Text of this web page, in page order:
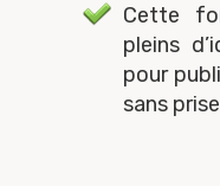
Cette
pleins
pour
sans